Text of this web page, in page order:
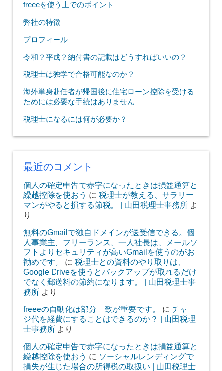
freeeを使う上でのポイント
弊社の特徴
プロフィール
令和？平成？納付書の記載はどうすればいいの？
税理士は独学で合格可能なのか？
海外単身赴任者が帰国後に住宅ローン控除を受ける
ためには必要な手続はありません
税理士になるには何が必要か？
最近のコメント
個人の確定申告で赤字になったときは損益通算と
繰越控除を使おう に 税理士が教える、サラリー
マンがやると損する節税。 | 山田税理士事務所よ
り
無料のGmailで独自ドメインが送受信できる。個
人事業主、フリーランス、一人社長は、メールソ
フトよりセキュリティが高いGmailを使うのがお
勧めです。
に 税理士との資料のやり取りは、
Google Driveを使うとバックアップが取れるだけ
でなく郵送料の節約になります。 | 山田税理士事
務所より
freeeの自動化は部分一致が重要です。
に チャー
ジ代を経費にすることはできるのか？ | 山田税理
士事務所より
個人の確定申告で赤字になったときは損益通算と
繰越控除を使おう に ソーシャルレンディングで
損失が生じた場合の所得税の取扱い | 山田税理士